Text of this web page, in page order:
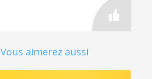
Vous aimerez aussi